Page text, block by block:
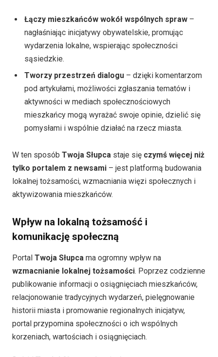
Łączy mieszkańców wokół wspólnych spraw –
nagłaśniając inicjatywy obywatelskie, promując
wydarzenia lokalne, wspierając społeczności
sąsiedzkie.
Tworzy przestrzeń dialogu – dzięki komentarzom
pod artykułami, możliwości zgłaszania tematów i
aktywności w mediach społecznościowych
mieszkańcy mogą wyrażać swoje opinie, dzielić się
pomysłami i wspólnie działać na rzecz miasta.
W ten sposób Twoja Słupca staje się czymś więcej niż
tylko portalem z newsami – jest platformą budowania
lokalnej tożsamości, wzmacniania więzi społecznych i
aktywizowania mieszkańców.
Wpływ na lokalną tożsamość i
komunikację społeczną
Portal Twoja Słupca ma ogromny wpływ na
wzmacnianie lokalnej tożsamości. Poprzez codzienne
publikowanie informacji o osiągnięciach mieszkańców,
relacjonowanie tradycyjnych wydarzeń, pielęgnowanie
historii miasta i promowanie regionalnych inicjatyw,
portal przypomina społeczności o ich wspólnych
korzeniach, wartościach i osiągnięciach.